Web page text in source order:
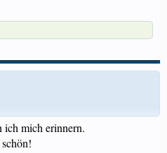
ich mich erinnern.